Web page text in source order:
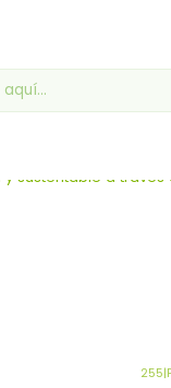
sustentable a través
255|